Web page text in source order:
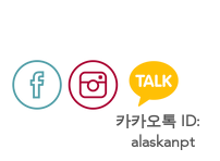
​카카오톡 ID:
alaskanpt